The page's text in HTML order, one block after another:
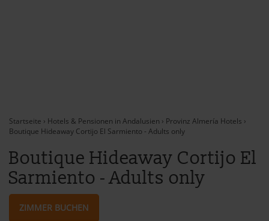
Startseite › Hotels & Pensionen in Andalusien › Provinz Almería Hotels ›
Boutique Hideaway Cortijo El Sarmiento - Adults only
Boutique Hideaway Cortijo El
Sarmiento - Adults only
ZIMMER BUCHEN